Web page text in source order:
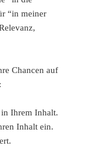
“in meiner
Chancen auf
in Ihrem Inhalt.
Inhalt ein.